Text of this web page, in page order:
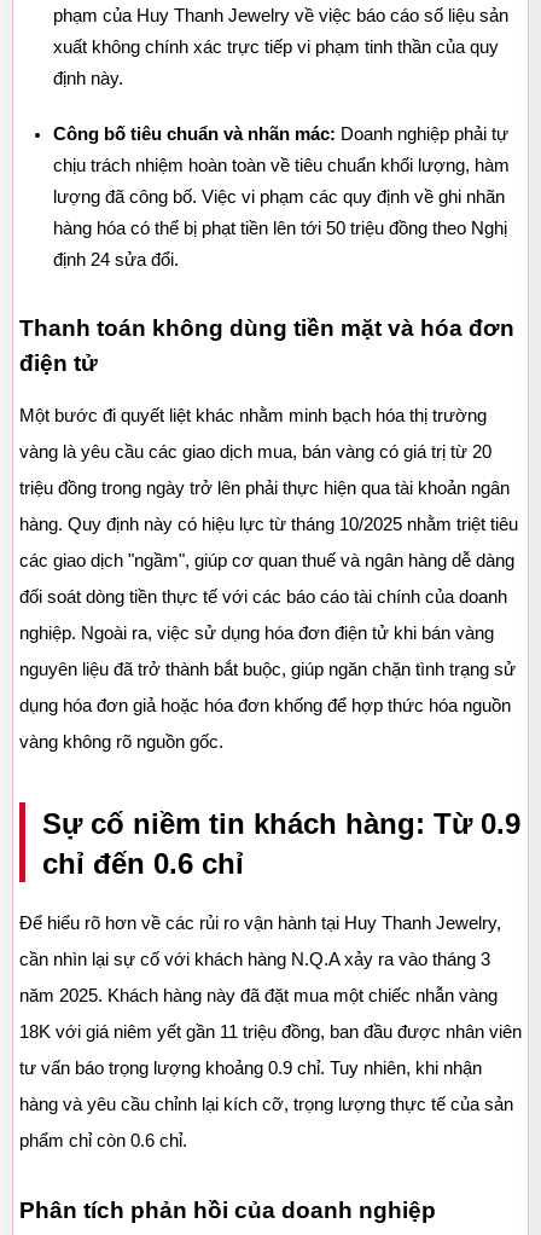
phạm của Huy Thanh Jewelry về việc báo cáo số liệu sản
xuất không chính xác trực tiếp vi phạm tinh thần của quy
định này.
Công bố tiêu chuẩn và nhãn mác: Doanh nghiệp phải tự
chịu trách nhiệm hoàn toàn về tiêu chuẩn khối lượng, hàm
lượng đã công bố. Việc vi phạm các quy định về ghi nhãn
hàng hóa có thể bị phạt tiền lên tới 50 triệu đồng theo Nghị
định 24 sửa đổi.
Thanh toán không dùng tiền mặt và hóa đơn
điện tử
Một bước đi quyết liệt khác nhằm minh bạch hóa thị trường
vàng là yêu cầu các giao dịch mua, bán vàng có giá trị từ 20
triệu đồng trong ngày trở lên phải thực hiện qua tài khoản ngân
hàng. Quy định này có hiệu lực từ tháng 10/2025 nhằm triệt tiêu
các giao dịch "ngầm", giúp cơ quan thuế và ngân hàng dễ dàng
đối soát dòng tiền thực tế với các báo cáo tài chính của doanh
nghiệp. Ngoài ra, việc sử dụng hóa đơn điện tử khi bán vàng
nguyên liệu đã trở thành bắt buộc, giúp ngăn chặn tình trạng sử
dụng hóa đơn giả hoặc hóa đơn khống để hợp thức hóa nguồn
vàng không rõ nguồn gốc.
Sự cố niềm tin khách hàng: Từ 0.9
chỉ đến 0.6 chỉ
Để hiểu rõ hơn về các rủi ro vận hành tại Huy Thanh Jewelry,
cần nhìn lại sự cố với khách hàng N.Q.A xảy ra vào tháng 3
năm 2025. Khách hàng này đã đặt mua một chiếc nhẫn vàng
18K với giá niêm yết gần 11 triệu đồng, ban đầu được nhân viên
tư vấn báo trọng lượng khoảng 0.9 chỉ. Tuy nhiên, khi nhận
hàng và yêu cầu chỉnh lại kích cỡ, trọng lượng thực tế của sản
phẩm chỉ còn 0.6 chỉ.
Phân tích phản hồi của doanh nghiệp